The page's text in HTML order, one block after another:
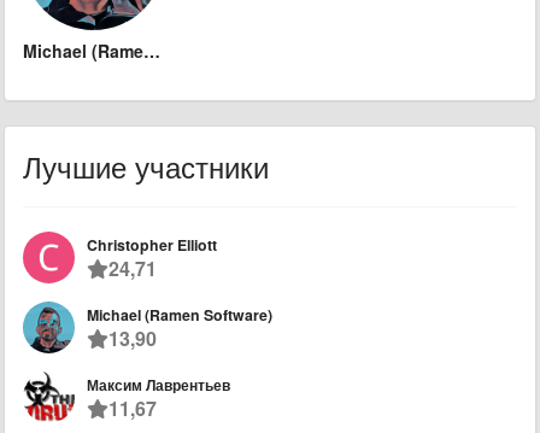
Michael (Ramen Software)
Лучшие участники
Christopher Elliott
24,71
Michael (Ramen Software)
13,90
Максим Лаврентьев
11,67